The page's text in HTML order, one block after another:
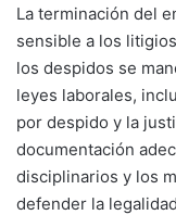
La terminación del
sensible a los
los despidos se
leyes laborales,
por despido y la
documentación
disciplinarios y los
defender la